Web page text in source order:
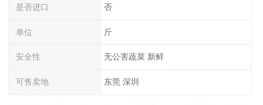
是否进口 否
单位 斤
安全性 无公害蔬菜 新鲜
可售卖地 东莞 深圳